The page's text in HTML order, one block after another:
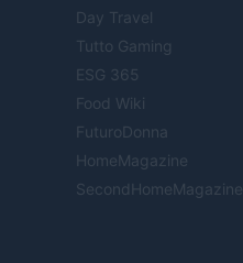
Day Travel
Tutto Gaming
ESG 365
Food Wiki
FuturoDonna
HomeMagazine
SecondHomeMagazine